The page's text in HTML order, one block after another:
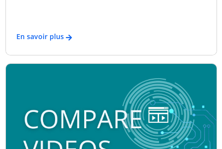
En savoir plus